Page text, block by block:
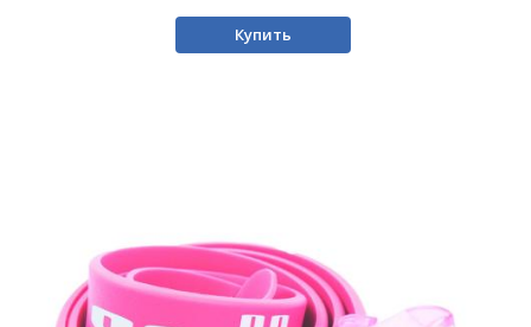
Купить